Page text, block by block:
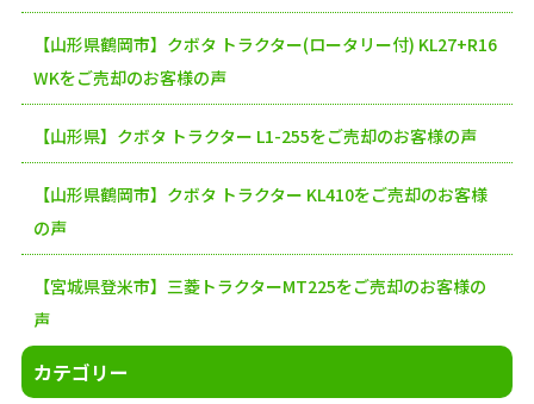
【山形県鶴岡市】クボタ トラクター(ロータリー付) KL27+R16
WKをご売却のお客様の声
【山形県】クボタ トラクター L1-255をご売却のお客様の声
【山形県鶴岡市】クボタ トラクター KL410をご売却のお客様
の声
【宮城県登米市】三菱トラクターMT225をご売却のお客様の
声
カテゴリー